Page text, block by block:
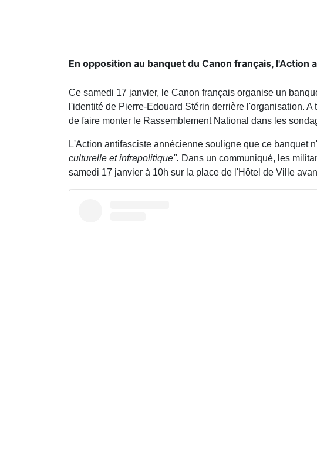
En opposition au banquet du Canon français,
Ce samedi 17 janvier, le Canon français organise un
l'identité de Pierre-Edouard Stérin derrière l'organisation.
de faire monter le Rassemblement National dans les
L'Action antifasciste annécienne souligne que ce banquet
culturelle et infrapolitique". Dans un communiqué, les
samedi 17 janvier à 10h sur la place de l'Hôtel de Ville